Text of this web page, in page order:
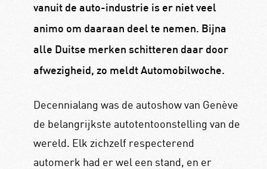
vanuit de auto-industrie is er niet veel
animo om daaraan deel te nemen. Bijna
alle Duitse merken schitteren daar door
afwezigheid, zo meldt Automobilwoche.
Decennialang was de autoshow van Genève
de belangrijkste autotentoonstelling van de
wereld. Elk zichzelf respecterend
automerk had er wel een stand, en er